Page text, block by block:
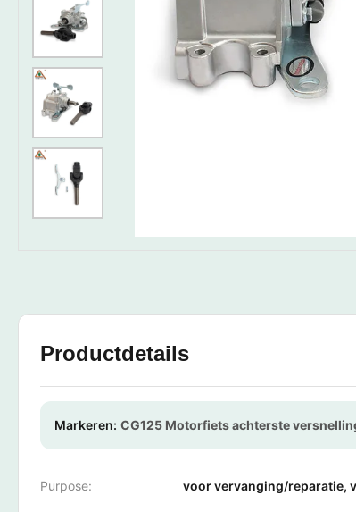
Productdetails
Markeren: CG125 Motorfiets achterste
Purpose: voor vervanging/reparatie,